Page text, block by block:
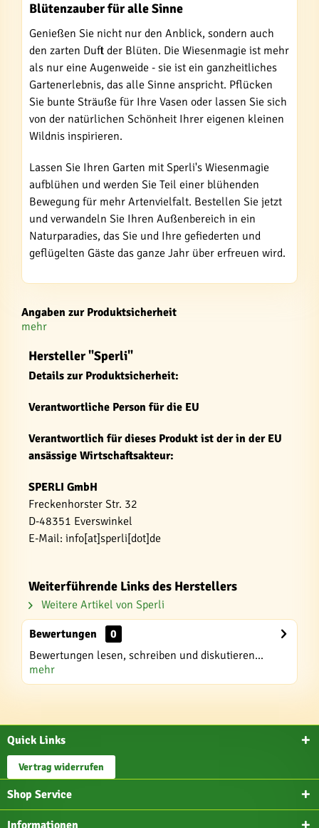
Blütenzauber für alle Sinne
Genießen Sie nicht nur den Anblick, sondern auch
den zarten Duft der Blüten. Die Wiesenmagie ist mehr
als nur eine Augenweide - sie ist ein ganzheitliches
Gartenerlebnis, das alle Sinne anspricht. Pflücken
Sie bunte Sträuße für Ihre Vasen oder lassen Sie sich
von der natürlichen Schönheit Ihrer eigenen kleinen
Wildnis inspirieren.
Lassen Sie Ihren Garten mit Sperli's Wiesenmagie
aufblühen und werden Sie Teil einer blühenden
Bewegung für mehr Artenvielfalt. Bestellen Sie jetzt
und verwandeln Sie Ihren Außenbereich in ein
Naturparadies, das Sie und Ihre gefiederten und
geflügelten Gäste das ganze Jahr über erfreuen wird.
Angaben zur Produktsicherheit
mehr
Hersteller "Sperli"
Details zur Produktsicherheit:
Verantwortliche Person für die EU
Verantwortlich für dieses Produkt ist der in der EU
ansässige Wirtschaftsakteur:
SPERLI GmbH
Freckenhorster Str. 32
D-48351 Everswinkel
E-Mail: info[at]sperli[dot]de
Weiterführende Links des Herstellers
Weitere Artikel von Sperli
Bewertungen
0
Bewertungen lesen, schreiben und diskutieren...
mehr
Quick Links
Vertrag widerrufen
Shop Service
Informationen